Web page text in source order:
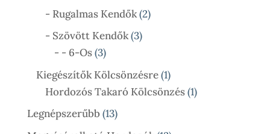
Termék
- Rugalmas Kendők 22
- Szövött Kendők 33
- - 6-Os 33
Termék
Kiegészítők Kölcsönzésre 11
Termék
Hordozós Takaró Kölcsönzés 11
Legnépszerűbb 1313
Termék